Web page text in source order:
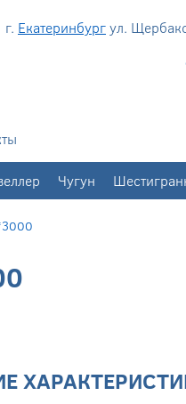
г. Екатеринбургул.
Чугун